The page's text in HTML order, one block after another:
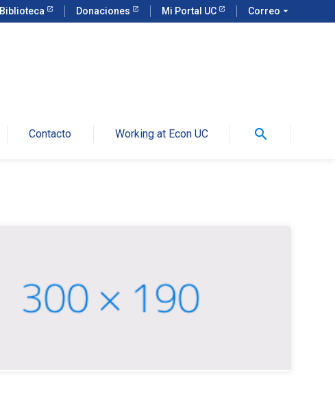
Biblioteca Donaciones Mi Portal UC Correo arrow_drop_down
Contacto Working at Econ UC search